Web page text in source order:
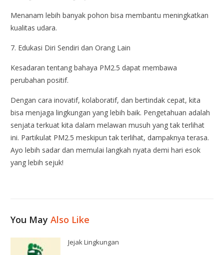
Menanam lebih banyak pohon bisa membantu meningkatkan
kualitas udara.
7. Edukasi Diri Sendiri dan Orang Lain
Kesadaran tentang bahaya PM2.5 dapat membawa
perubahan positif.
Dengan cara inovatif, kolaboratif, dan bertindak cepat, kita
bisa menjaga lingkungan yang lebih baik. Pengetahuan adalah
senjata terkuat kita dalam melawan musuh yang tak terlihat
ini. Partikulat PM2.5 meskipun tak terlihat, dampaknya terasa.
Ayo lebih sadar dan memulai langkah nyata demi hari esok
yang lebih sejuk!
You MayAlso Like
Jejak Lingkungan